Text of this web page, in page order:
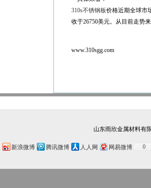
310s不锈钢板价格近期全球市
收于26750美元。从目前走势
www.310sgg.com
山东雨欣金属材料有
新浪微博 腾讯微博 人人网 网易微博 0